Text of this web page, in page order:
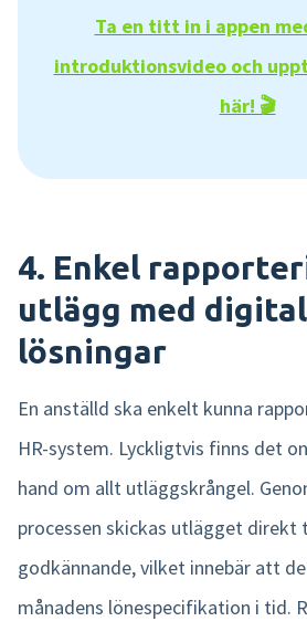
Ta en titt in i appen
introduktionsvideo och
här! 🎬
4. Enkel
utlägg med
lösningar
En anställd ska enkelt kunna
HR-system. Lyckligtvis finns det
hand om allt utläggskrångel.
processen skickas utlägget
godkännande, vilket innebär att
månadens lönespecifikation i tid.